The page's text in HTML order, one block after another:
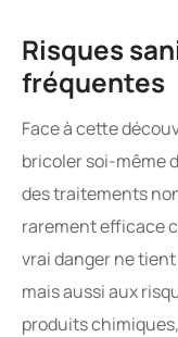
Risques
fréquentes
Face à cette
bricoler soi-même
des traitements
rarement efficace
vrai danger ne
mais aussi aux
produits